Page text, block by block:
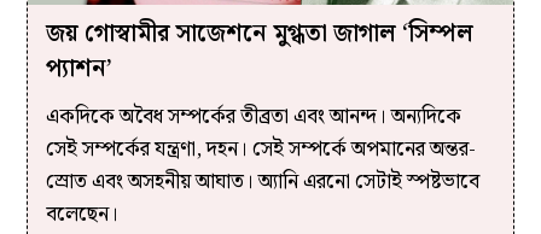
জয় গোস্বামীর সাজেশনে মুগ্ধতা জাগাল ‘সিম্পল
প্যাশন’
একদিকে অবৈধ সম্পর্কের তীব্রতা এবং আনন্দ। অন্যদিকে
সেই সম্পর্কের যন্ত্রণা, দহন। সেই সম্পর্কে অপমানের অন্তর-
স্রোত এবং অসহনীয় আঘাত। অ্যানি এরনো সেটাই স্পষ্টভাবে
বলেছেন।